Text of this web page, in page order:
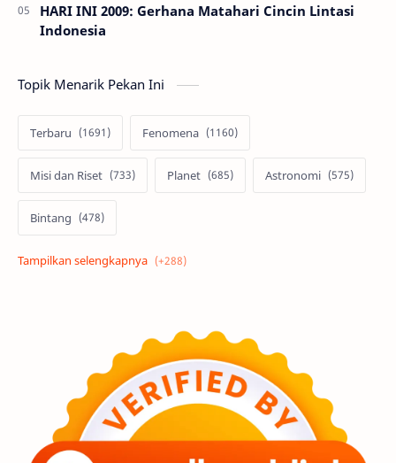
HARI INI 2009: Gerhana Matahari Cincin Lintasi
Indonesia
Topik Menarik Pekan Ini
Terbaru Fenomena
Misi dan Riset Planet Astronomi
Bintang
Alam semesta Galaksi
Tata Surya Hype
Asteroid Observasi
Premium Komet Bulan